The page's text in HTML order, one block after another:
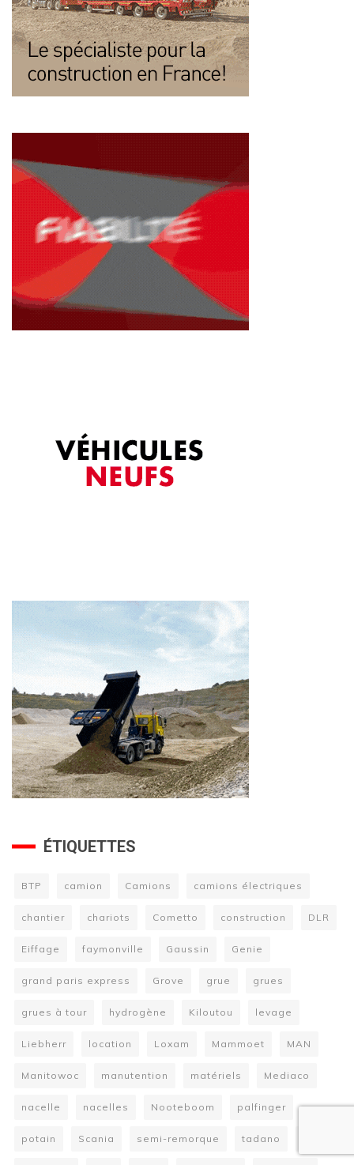
ÉTIQUETTES
BTP camion Camions camions électriques
chantier chariots Cometto construction DLR
Eiffage faymonville Gaussin Genie
grand paris express Grove grue grues
grues à tour hydrogène Kiloutou levage
Liebherr location Loxam Mammoet MAN
Manitowoc manutention matériels Mediaco
nacelle nacelles Nooteboom palfinger
potain Scania semi-remorque tadano